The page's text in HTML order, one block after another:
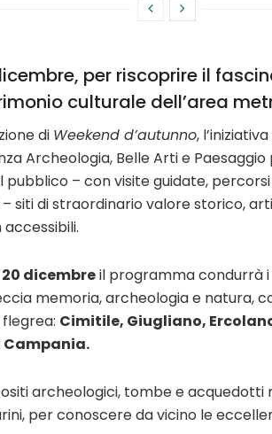
per riscoprire il
culturale dell’area
di Weekend d’autunno,
Archeologia, Belle Arti e
pubblico – con visite guidate,
siti di straordinario valore storico,
dicembreil programma condurrà
memoria, archeologia e natura,
Cimitile, Giugliano,
Campania.
archeologici, tombe e acquedotti
per conoscere da vicino le